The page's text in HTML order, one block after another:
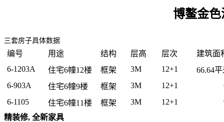
博鳌金
三套房子具体数据
编号 用途 结构 层高 层次
建筑面
6-1203A 住宅6幢12楼 框架 3M 12+1 66.64平
6-903A 住宅6幢9楼 框架 3M 12+1
6-1105
住宅6幢11楼 框架 3M 12+1
精装修, 全新家具